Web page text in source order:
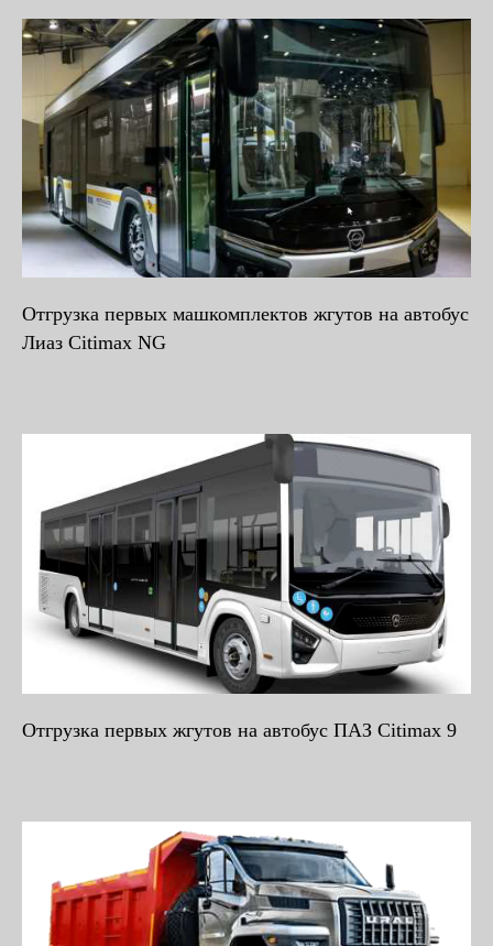
Отгрузка первых машкомплектов жгутов на автобус
Лиаз Citimax NG
Отгрузка первых жгутов на автобус ПАЗ Citimax 9